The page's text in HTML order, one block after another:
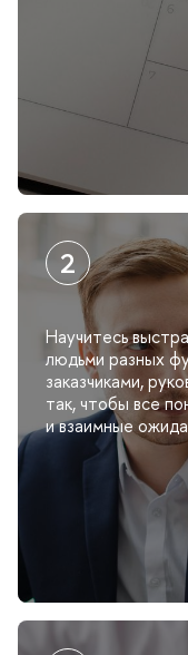
Научитесь
людьми разных
заказчиками,
так, чтобы все
и взаимные